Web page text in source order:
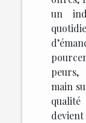
un
main